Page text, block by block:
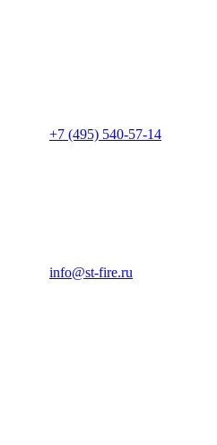
+7 (495) 540-57-14
info@st-fire.ru